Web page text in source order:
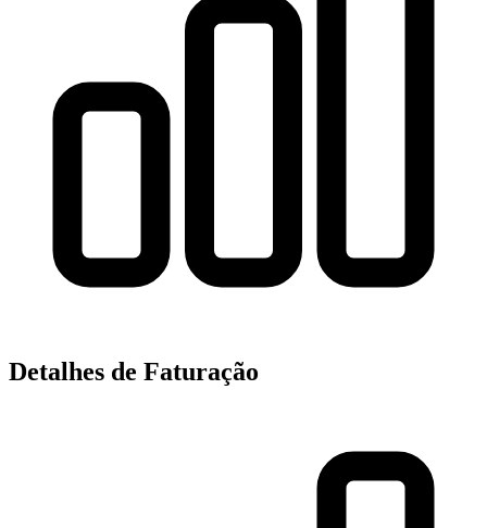
Detalhes de Faturação